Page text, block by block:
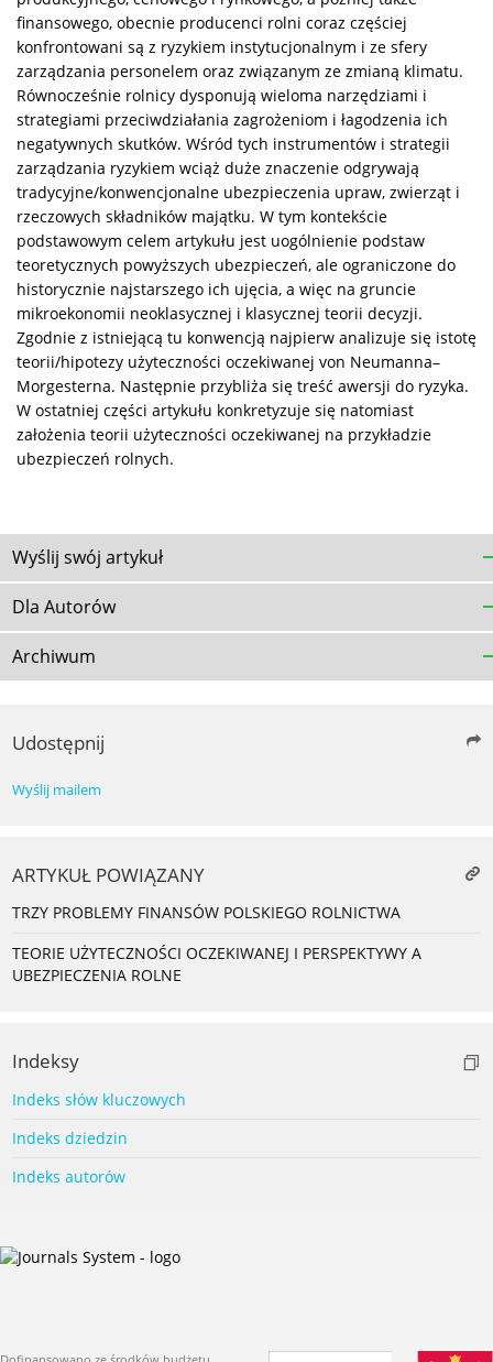
finansowego, obecnie producenci rolni coraz częściej
konfrontowani są z ryzykiem instytucjonalnym i ze sfery
zarządzania personelem oraz związanym ze zmianą klimatu.
Równocześnie rolnicy dysponują wieloma narzędziami i
strategiami przeciwdziałania zagrożeniom i łagodzenia ich
negatywnych skutków. Wśród tych instrumentów i strategii
zarządzania ryzykiem wciąż duże znaczenie odgrywają
tradycyjne/konwencjonalne ubezpieczenia upraw, zwierząt i
rzeczowych składników majątku. W tym kontekście
podstawowym celem artykułu jest uogólnienie podstaw
teoretycznych powyższych ubezpieczeń, ale ograniczone do
historycznie najstarszego ich ujęcia, a więc na gruncie
mikroekonomii neoklasycznej i klasycznej teorii decyzji.
Zgodnie z istniejącą tu konwencją najpierw analizuje się istotę
teorii/hipotezy użyteczności oczekiwanej von Neumanna–
Morgesterna. Następnie przybliża się treść awersji do ryzyka.
W ostatniej części artykułu konkretyzuje się natomiast
założenia teorii użyteczności oczekiwanej na przykładzie
ubezpieczeń rolnych.
Wyślij swój artykuł
Dla Autorów
Archiwum
Udostępnij
Wyślij mailem
ARTYKUŁ POWIĄZANY
TRZY PROBLEMY FINANSÓW POLSKIEGO ROLNICTWA
TEORIE UŻYTECZNOŚCI OCZEKIWANEJ I PERSPEKTYWY A
UBEZPIECZENIA ROLNE
Indeksy
Indeks słów kluczowych
Indeks dziedzin
Indeks autorów